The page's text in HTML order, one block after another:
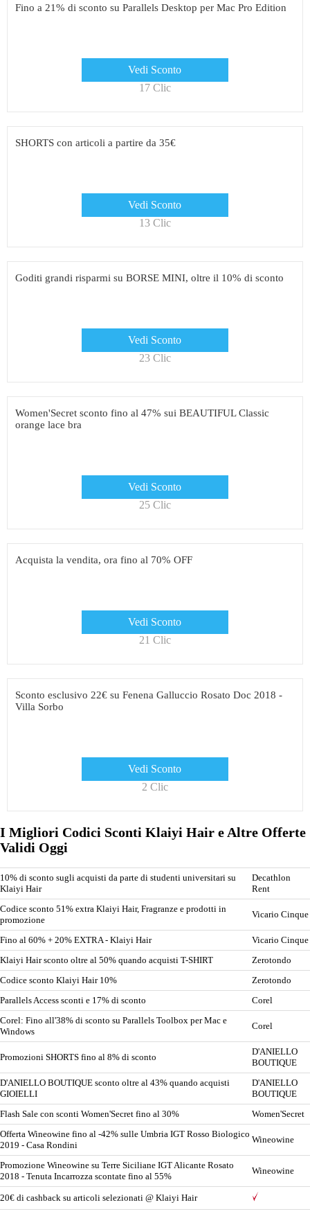
Fino a 21% di sconto su Parallels Desktop per Mac Pro Edition
Vedi Sconto
17 Clic
SHORTS con articoli a partire da 35€
Vedi Sconto
13 Clic
Goditi grandi risparmi su BORSE MINI, oltre il 10% di sconto
Vedi Sconto
23 Clic
Women'Secret sconto fino al 47% sui BEAUTIFUL Classic
orange lace bra
Vedi Sconto
25 Clic
Acquista la vendita, ora fino al 70% OFF
Vedi Sconto
21 Clic
Sconto esclusivo 22€ su Fenena Galluccio Rosato Doc 2018 -
Villa Sorbo
Vedi Sconto
2 Clic
I Migliori Codici Sconti Klaiyi Hair e Altre Offerte
Validi Oggi
10% di sconto sugli acquisti da parte di studenti universitari su
Klaiyi Hair
Decathlon
Rent
Codice sconto 51% extra Klaiyi Hair, Fragranze e prodotti in
promozione
Vicario Cinque
Fino al 60% + 20% EXTRA - Klaiyi Hair
Vicario Cinque
Klaiyi Hair sconto oltre al 50% quando acquisti T-SHIRT
Zerotondo
Codice sconto Klaiyi Hair 10%
Zerotondo
Parallels Access sconti e 17% di sconto
Corel
Corel: Fino all'38% di sconto su Parallels Toolbox per Mac e
Windows
Corel
Promozioni SHORTS fino al 8% di sconto
D'ANIELLO
BOUTIQUE
D'ANIELLO BOUTIQUE sconto oltre al 43% quando acquisti
GIOIELLI
D'ANIELLO
BOUTIQUE
Flash Sale con sconti Women'Secret fino al 30%
Women'Secret
Offerta Wineowine fino al -42% sulle Umbria IGT Rosso Biologico
2019 - Casa Rondini
Wineowine
Promozione Wineowine su Terre Siciliane IGT Alicante Rosato
2018 - Tenuta Incarrozza scontate fino al 55%
Wineowine
20€ di cashback su articoli selezionati @ Klaiyi Hair